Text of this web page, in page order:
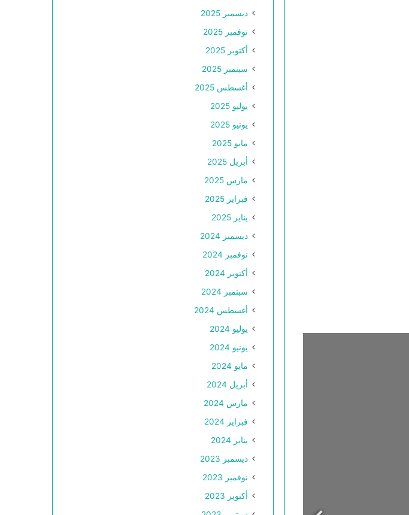
ديسمبر 2025
نوفمبر 2025
أكتوبر 2025
سبتمبر 2025
أغسطس 2025
يوليو 2025
يونيو 2025
مايو 2025
أبريل 2025
مارس 2025
فبراير 2025
يناير 2025
ديسمبر 2024
نوفمبر 2024
أكتوبر 2024
سبتمبر 2024
أغسطس 2024
يوليو 2024
يونيو 2024
مايو 2024
أبريل 2024
مارس 2024
فبراير 2024
يناير 2024
ديسمبر 2023
نوفمبر 2023
أكتوبر 2023